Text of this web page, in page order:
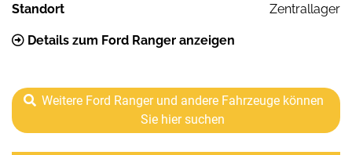
Standort Zentrallager
Details zum Ford Ranger anzeigen
Weitere Ford Ranger und andere Fahrzeuge können
Sie hier suchen